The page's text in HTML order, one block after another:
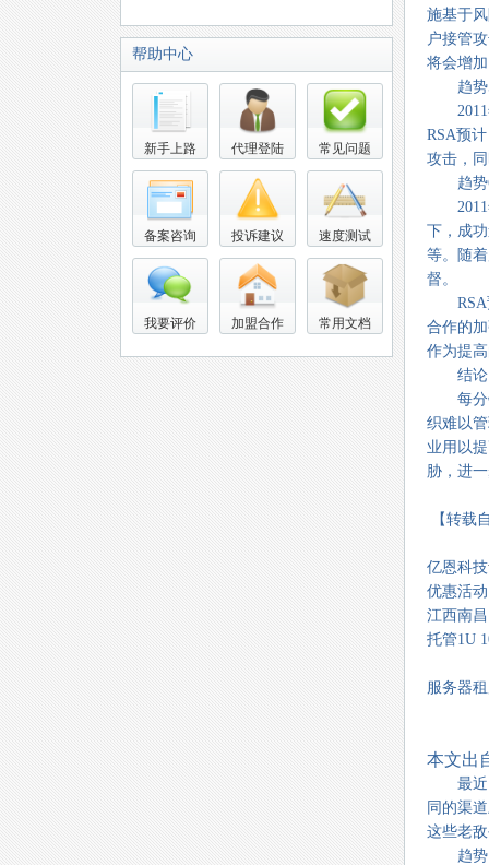
帮助中心
新手上路 代理登陆 常见问题
备案咨询 投诉建议 速度测试
我要评价 加盟合作 常用文档
施基于
户接管
将会增
趋势5
2011年
RSA预
攻击，
趋势6
2011年
下，成
等。随
督。
RSA预
合作的
作为提
结论
每分钟
织难以
业用以
胁，进
【转载
亿恩科技
优惠活动
江西南
托管1U
服务器
本文出
最近，
同的渠
这些老
趋势1